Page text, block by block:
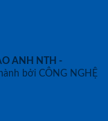
ANH NTH -
bởi CÔNG NGHỆ